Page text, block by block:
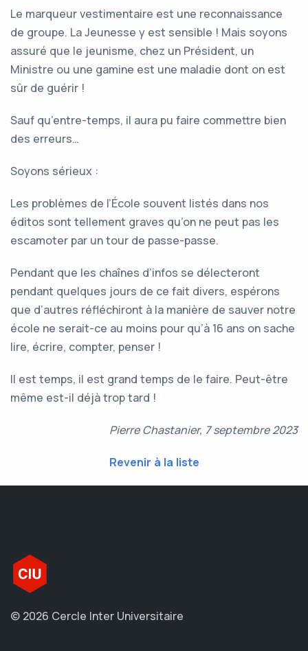
Le marqueur vestimentaire est une reconnaissance
de groupe. La Jeunesse y est sensible ! Mais soyons
assuré que le jeunisme, chez un Président, un
Ministre ou une gamine est une maladie dont on est
sûr de guérir !
Sauf qu’entre-temps, il aura pu faire commettre bien
des erreurs…
Soyons sérieux :
Les problèmes de l’École souvent listés dans nos
éditos sont tellement graves qu’on ne peut pas les
escamoter par un tour de passe-passe.
Pendant que les chaînes d’infos se délecteront
pendant quelques jours de ce fait divers, espérons
que d’autres réfléchiront à la manière de sauver notre
école ne serait-ce au moins pour qu’à 16 ans on sache
lire, écrire, compter, penser !
Il est temps, il est grand temps de le faire. Peut-être
même est-il déjà trop tard !
Pierre Chastanier, 7 septembre 2023
Revenir à la liste
© 2026 Cercle Inter Universitaire